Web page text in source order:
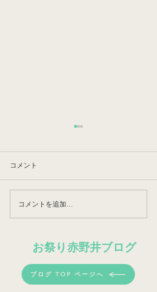
笹羅のメイキング動画
（限定公開）
コメント
コメントを追加…
お祭り​赤野井ブログ
ブログ TOP ページへ